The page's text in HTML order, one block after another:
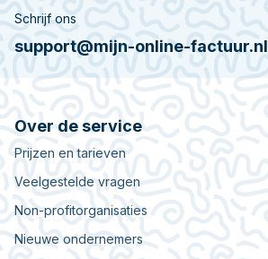
Schrijf ons
support@mijn-online-factuur.nl
Over de service
Prijzen en tarieven
Veelgestelde vragen
Non-profitorganisaties
Nieuwe ondernemers